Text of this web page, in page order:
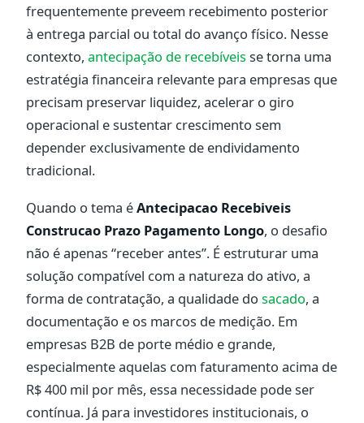
frequentemente preveem recebimento posterior
à entrega parcial ou total do avanço físico. Nesse
contexto, antecipação de recebíveis se torna uma
estratégia financeira relevante para empresas que
precisam preservar liquidez, acelerar o giro
operacional e sustentar crescimento sem
depender exclusivamente de endividamento
tradicional.
Quando o tema éAntecipacao Recebiveis
Construcao Prazo Pagamento Longo, o desafio
não é apenas “receber antes”. É estruturar uma
solução compatível com a natureza do ativo, a
forma de contratação, a qualidade do sacado, a
documentação e os marcos de medição. Em
empresas B2B de porte médio e grande,
especialmente aquelas com faturamento acima de
R$ 400 mil por mês, essa necessidade pode ser
contínua. Já para investidores institucionais, o